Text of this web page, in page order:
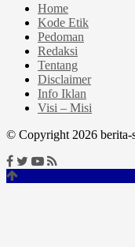
Home
Kode Etik
Pedoman
Redaksi
Tentang
Disclaimer
Info Iklan
Visi – Misi
© Copyright 2026 berita-